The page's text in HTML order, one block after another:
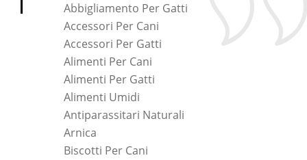
Abbigliamento Per Gatti
Accessori Per Cani
Accessori Per Gatti
Alimenti Per Cani
Alimenti Per Gatti
Alimenti Umidi
Antiparassitari Naturali
Arnica
Biscotti Per Cani